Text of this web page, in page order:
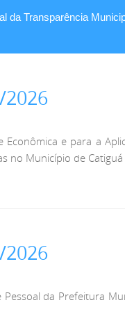
da Transparência
e para a
no Município de
Pessoal da Prefeitura